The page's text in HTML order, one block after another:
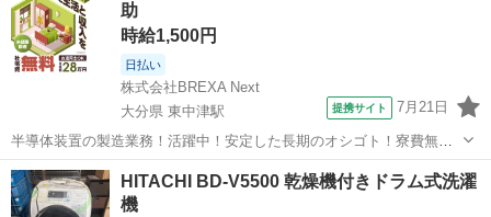
助
時給1,500円
日払い
株式会社BREXA Next
大分県 東中津駅
提携サイト 7月21日
半導体装置の製造業務！活躍中！安定した長期のオシゴト！寮費無料
★赴任旅費会社負担◎20代～40代の男性活躍中★未経験活躍中！高時
給1,500円！《大分県中津市》 人気の工場のお仕事 ◇半導体装置内部
のシート製造◇ ＊クリー...
大分 中津市
HITACHI BD-V5500 乾燥機付きドラム式洗濯
機